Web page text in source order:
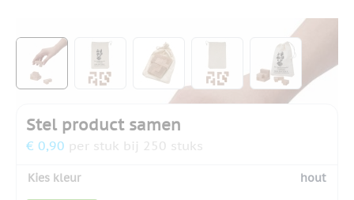
Klik om afbeelding op volledig scherm te bekijken
View larger imageView larger image
View larger imageView larger image
View larger
Stel product samen
€ 0,90 per stuk bij 250 stuks
Kies kleur hout